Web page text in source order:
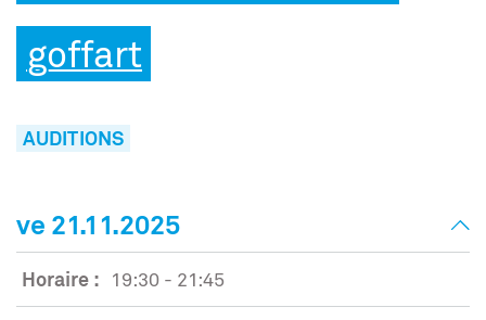
goffart
AUDITIONS
ve 21.11.2025
Horaire : 19:30 - 21:45